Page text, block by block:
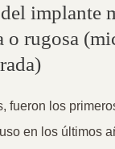
implante
o rugosa
fueron los
en los últimos